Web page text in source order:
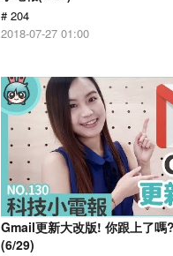
# 204
2018-07-27 01:00
Gmail更新大改版! 你跟上了嗎
(6/29)